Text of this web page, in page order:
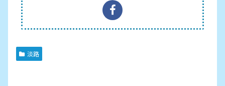
淡路